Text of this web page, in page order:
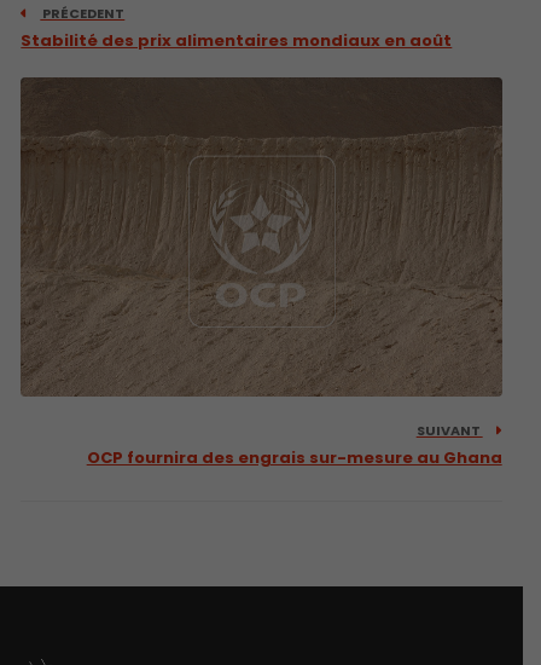
PRÉCEDENT
Stabilité des prix alimentaires mondiaux en août
SUIVANT
OCP fournira des engrais sur-mesure au Ghana